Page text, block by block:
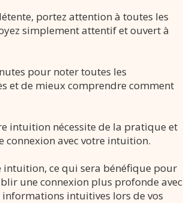
portez attention à toutes les
simplement attentif et ouvert à
pour noter toutes les
et de mieux comprendre comment
intuition nécessite de la pratique et
connexion avec votre intuition.
intuition, ce qui sera bénéfique pour
une connexion plus profonde avec
intuitives lors de vos